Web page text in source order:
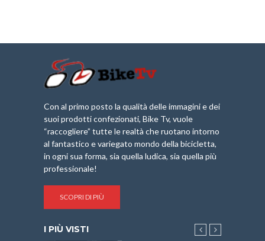
Con al primo posto la qualità delle immagini e dei
suoi prodotti confezionati, Bike Tv, vuole
“raccogliere” tutte le realtà che ruotano intorno
al fantastico e variegato mondo della bicicletta,
in ogni sua forma, sia quella ludica, sia quella più
professionale!
SCOPRI DI PIÙ
I PIÙ VISTI